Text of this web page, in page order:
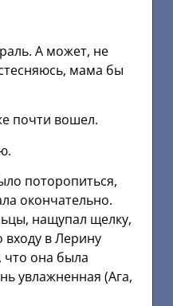
А может, не
мама бы
почти вошел.
поторопиться,
окончательно.
нащупал щелку,
входу в Лерину
что она была
увлажненная (Ага,